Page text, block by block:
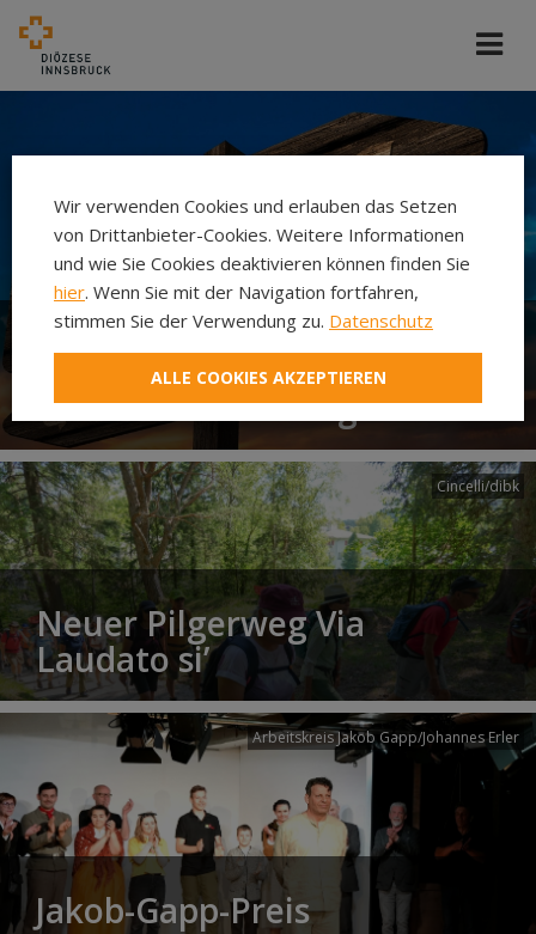
Fragen, Antworten &
rechtliche Grundlagen
Cincelli/dibk
Neuer Pilgerweg Via
Laudato si’
Arbeitskreis Jakob Gapp/Johannes Erler
Jakob-Gapp-Preis
Wir verwenden Cookies und erlauben das Setzen
von Drittanbieter-Cookies. Weitere Informationen
und wie Sie Cookies deaktivieren können finden Sie
hier. Wenn Sie mit der Navigation fortfahren,
stimmen Sie der Verwendung zu. Datenschutz
ALLE COOKIES AKZEPTIEREN